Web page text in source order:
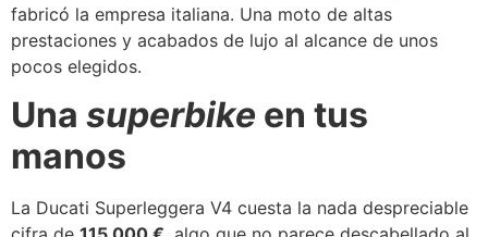
fabricó la empresa italiana. Una moto de altas
prestaciones y acabados de lujo al alcance de unos
pocos elegidos.
Una superbike en tus
manos
La Ducati Superleggera V4 cuesta la nada despreciable